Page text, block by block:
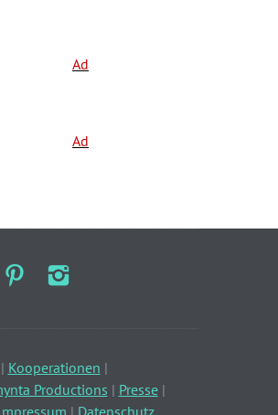
Kooperationen |
Productions | Presse|
| Datenschutz